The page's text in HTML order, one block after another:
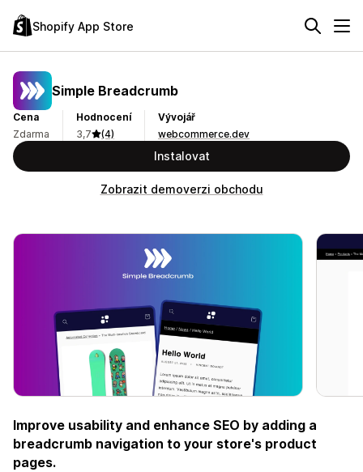
Shopify App Store
Simple Breadcrumb
Cena
Zdarma
Hodnocení
3,7
(4)
Vývojář
webcommerce.dev
Instalovat
Zobrazit demoverzi obchodu
Improve usability and enhance SEO by adding a
breadcrumb navigation to your store's product
pages.